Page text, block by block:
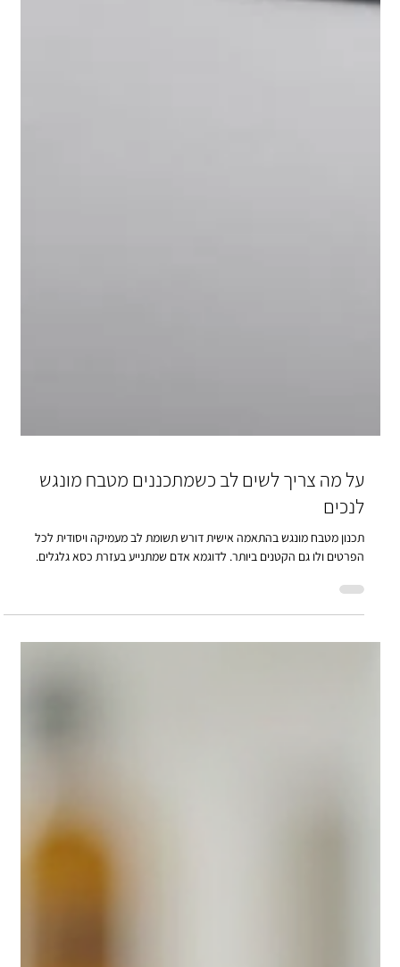
על מה צריך לשים לב כשמתכננים מטבח מונגש
לנכים
הפרטים ולו גם הקטנים ביותר. לדוגמא אדם שמתנייע בעזרת כסא גלגלים.